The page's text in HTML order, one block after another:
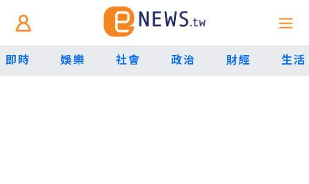
即時 娛樂 社會 政治 財經 生活